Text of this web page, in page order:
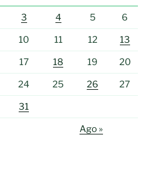
3 4 5 6
10 11 12 13
17 18 19 20
24 25 26 27
31
Ago »